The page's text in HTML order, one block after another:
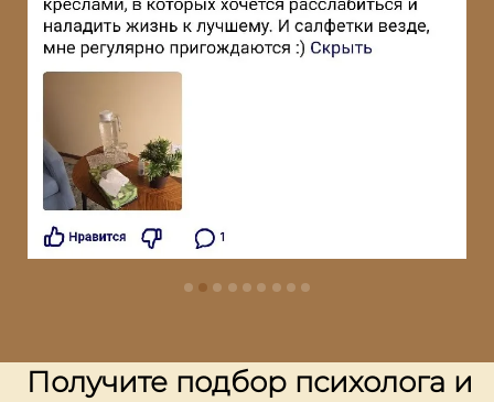
Получите подбор психолога и